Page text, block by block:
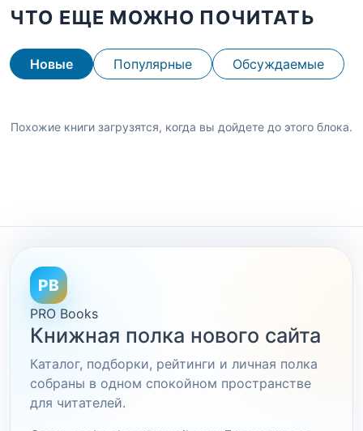
ЧТО ЕЩЕ МОЖНО ПОЧИТАТЬ
Новые Популярные Обсуждаемые
Похожие книги загрузятся, когда вы дойдете до этого блока.
PB
PRO Books
Книжная полка нового сайта
Каталог, подборки, рейтинги и личная полка
собраны в одном спокойном пространстве
для читателей.